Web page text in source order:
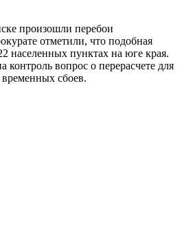
произошли перебои
отметили, что подобная
населенных пунктах на юге края.
контроль вопрос о перерасчете для
сбоев.